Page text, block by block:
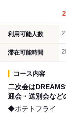
利用可能人数 2
滞在可能時間 2
コース内容
二次会は
迎会・送別会など
◆ポテトフライ